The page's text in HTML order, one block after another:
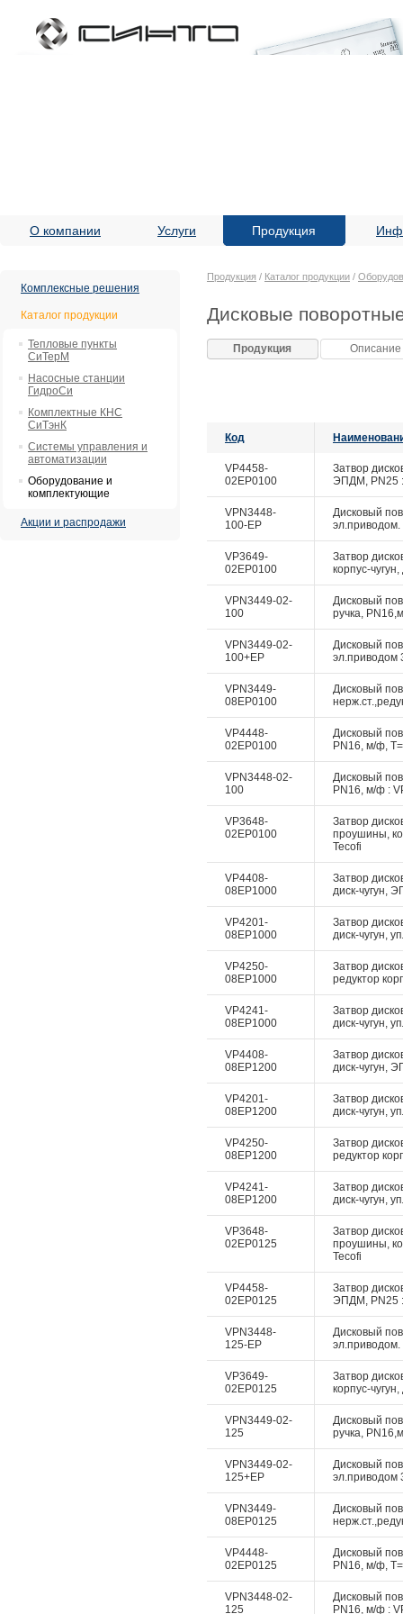
О компании Услуги Продукция
Комплексные решения
Каталог продукции
Тепловые пункты
СиТерМ
Насосные станции
ГидроСи
Комплектные КНС
СиТэнК
Системы управления и
автоматизации
Оборудование и
комплектующие
Акции и распродажи
Продукция / Каталог продукции /
Дисковые
Продукция Описание
Код
VP4458-
02EP0100
Затвор
ЭПДМ, PN25 :
VPN3448-
100-EP
Дисковый
VP3649-
02EP0100
Затвор
корпус-
VPN3449-02-
100
Дисковый
ручка,
VPN3449-02-
100+EP
Дисковый
эл.приводом
VPN3449-
08EP0100
Дисковый
VP4448-
02EP0100
Дисковый
PN16, м/ф,
VPN3448-02-
100
Дисковый
PN16, м/ф :
VP3648-
02EP0100
Затвор
проушины,
Tecofi
VP4408-
08EP1000
Затвор
диск-чугун,
VP4201-
08EP1000
Затвор
диск-чугун,
VP4250-
08EP1000
Затвор
редуктор
VP4241-
08EP1000
Затвор
диск-чугун,
VP4408-
08EP1200
Затвор
диск-чугун,
VP4201-
08EP1200
Затвор
диск-чугун,
VP4250-
08EP1200
Затвор
редуктор
VP4241-
08EP1200
Затвор
диск-чугун,
VP3648-
02EP0125
Затвор
проушины,
Tecofi
VP4458-
02EP0125
Затвор
ЭПДМ, PN25 :
VPN3448-
125-EP
Дисковый
VP3649-
02EP0125
Затвор
корпус-
VPN3449-02-
125
Дисковый
ручка,
VPN3449-02-
125+EP
Дисковый
эл.приводом
VPN3449-
08EP0125
Дисковый
VP4448-
02EP0125
Дисковый
PN16, м/ф,
VPN3448-02-
125
Дисковый
PN16, м/ф :